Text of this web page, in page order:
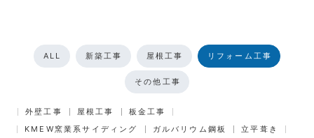
ALL 新築工事 屋根工事 リフォーム工事
その他工事
外壁工事 屋根工事
板金工事
KMEW窯業系サイディング
ガルバリウム鋼板
立平葺き